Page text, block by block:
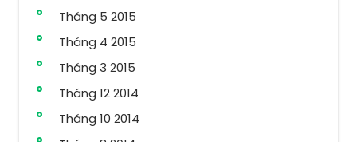
Tháng 5 2015
Tháng 4 2015
Tháng 3 2015
Tháng 12 2014
Tháng 10 2014